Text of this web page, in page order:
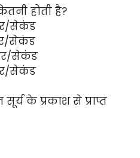
होती है?
सेकंड
सेकंड
सेकंड
सेकंड
के प्रकाश से प्राप्त